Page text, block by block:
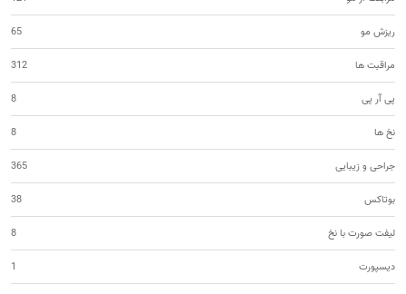
ریزش مو 65
مراقبت ها 312
پی آر پی 8
نخ ها 8
جراحی و زیبایی 365
بوتاکس 38
لیفت صورت با نخ 8
دیسپورت 1